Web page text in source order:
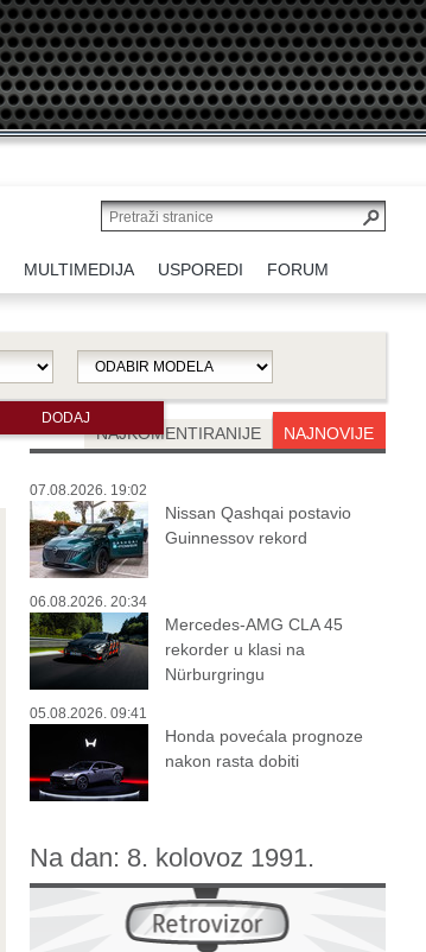
MULTIMEDIJA USPOREDI FORUM
DODAJ
NAJNOVIJE
NAJKOMENTIRANIJE
07.08.2026. 19:02
Nissan Qashqai postavio
Guinnessov rekord
06.08.2026. 20:34
Mercedes-AMG CLA 45
rekorder u klasi na
Nürburgringu
05.08.2026. 09:41
Honda povećala prognoze
nakon rasta dobiti
Na dan: 8. kolovoz 1991.